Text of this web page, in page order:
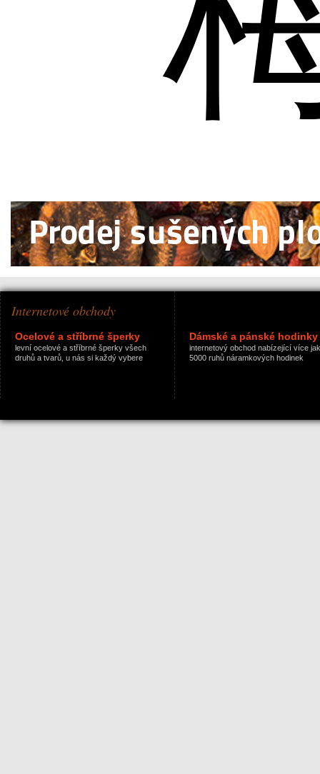
Internetové obchody
Ocelové a stříbrné šperky
levní ocelové a stříbrné šperky všech
druhů a tvarů, u nás si každý vybere
Dámské a pánské hodinky
internetový obchod nabízející více jak
5000 ruhů náramkových hodinek